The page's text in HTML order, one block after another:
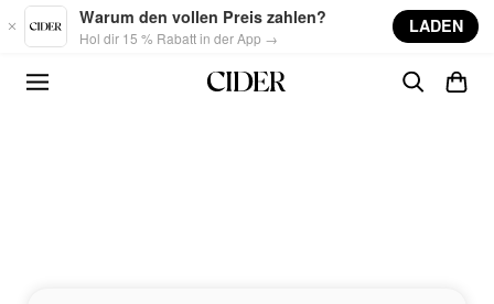
Skip to main content
Warum den vollen Preis zahlen?
Hol dir 15 % Rabatt in der App →
LADEN